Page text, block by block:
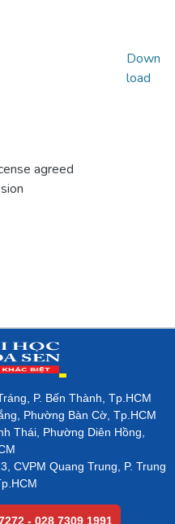
agreed
Down
load
P. Bến Thành, Tp.HCM
Phường Bàn Cờ, Tp.HCM
Thái, Phường Diên Hồng,
CVPM Quang Trung, P. Trung
- 028 7309 1991